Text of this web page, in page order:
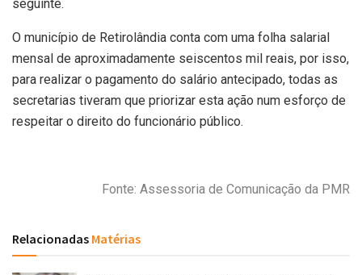
seguinte.
O município de Retirolândia conta com uma folha salarial
mensal de aproximadamente seiscentos mil reais, por isso,
para realizar o pagamento do salário antecipado, todas as
secretarias tiveram que priorizar esta ação num esforço de
respeitar o direito do funcionário público.
Fonte: Assessoria de Comunicação da PMR
Relacionadas Matérias